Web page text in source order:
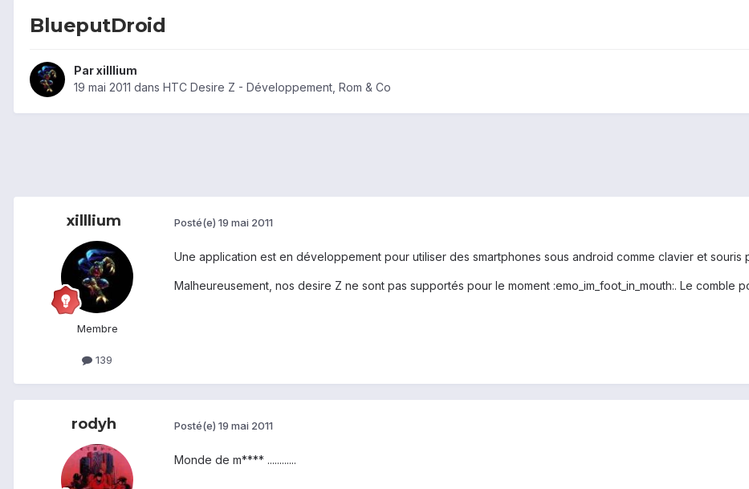
BlueputDroid
Parxilllium
19 mai 2011 dans HTC Desire Z - Développement, Rom & Co
xilllium
Membre
139
Posté(e) 19 mai 2011
Une application est en développement pour utiliser des smartphones sous android comme clavier et souris
Malheureusement, nos desire Z ne sont pas supportés pour le moment :emo_im_foot_in_mouth:. Le comble
rodyh Posté(e) 19 mai 2011
Monde de m**** ............